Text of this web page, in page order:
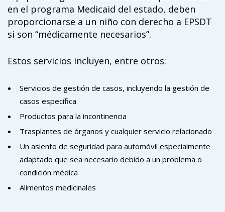
en el programa Medicaid del estado, deben
proporcionarse a un niño con derecho a EPSDT
si son “médicamente necesarios”.
Estos servicios incluyen, entre otros:
Servicios de gestión de casos, incluyendo la gestión de
casos específica
Productos para la incontinencia
Trasplantes de órganos y cualquier servicio relacionado
Un asiento de seguridad para automóvil especialmente
adaptado que sea necesario debido a un problema o
condición médica
Alimentos medicinales